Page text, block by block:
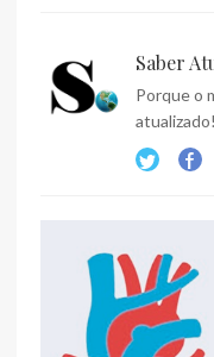
Saber
Porque o
atualizado!